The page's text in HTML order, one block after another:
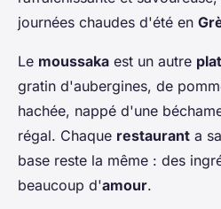
journées chaudes d'été en
Le moussaka est un autre plat
gratin d'aubergines, de
hachée, nappé d'une
régal. Chaque restaurant a
base reste la même : des
beaucoup d'amour.